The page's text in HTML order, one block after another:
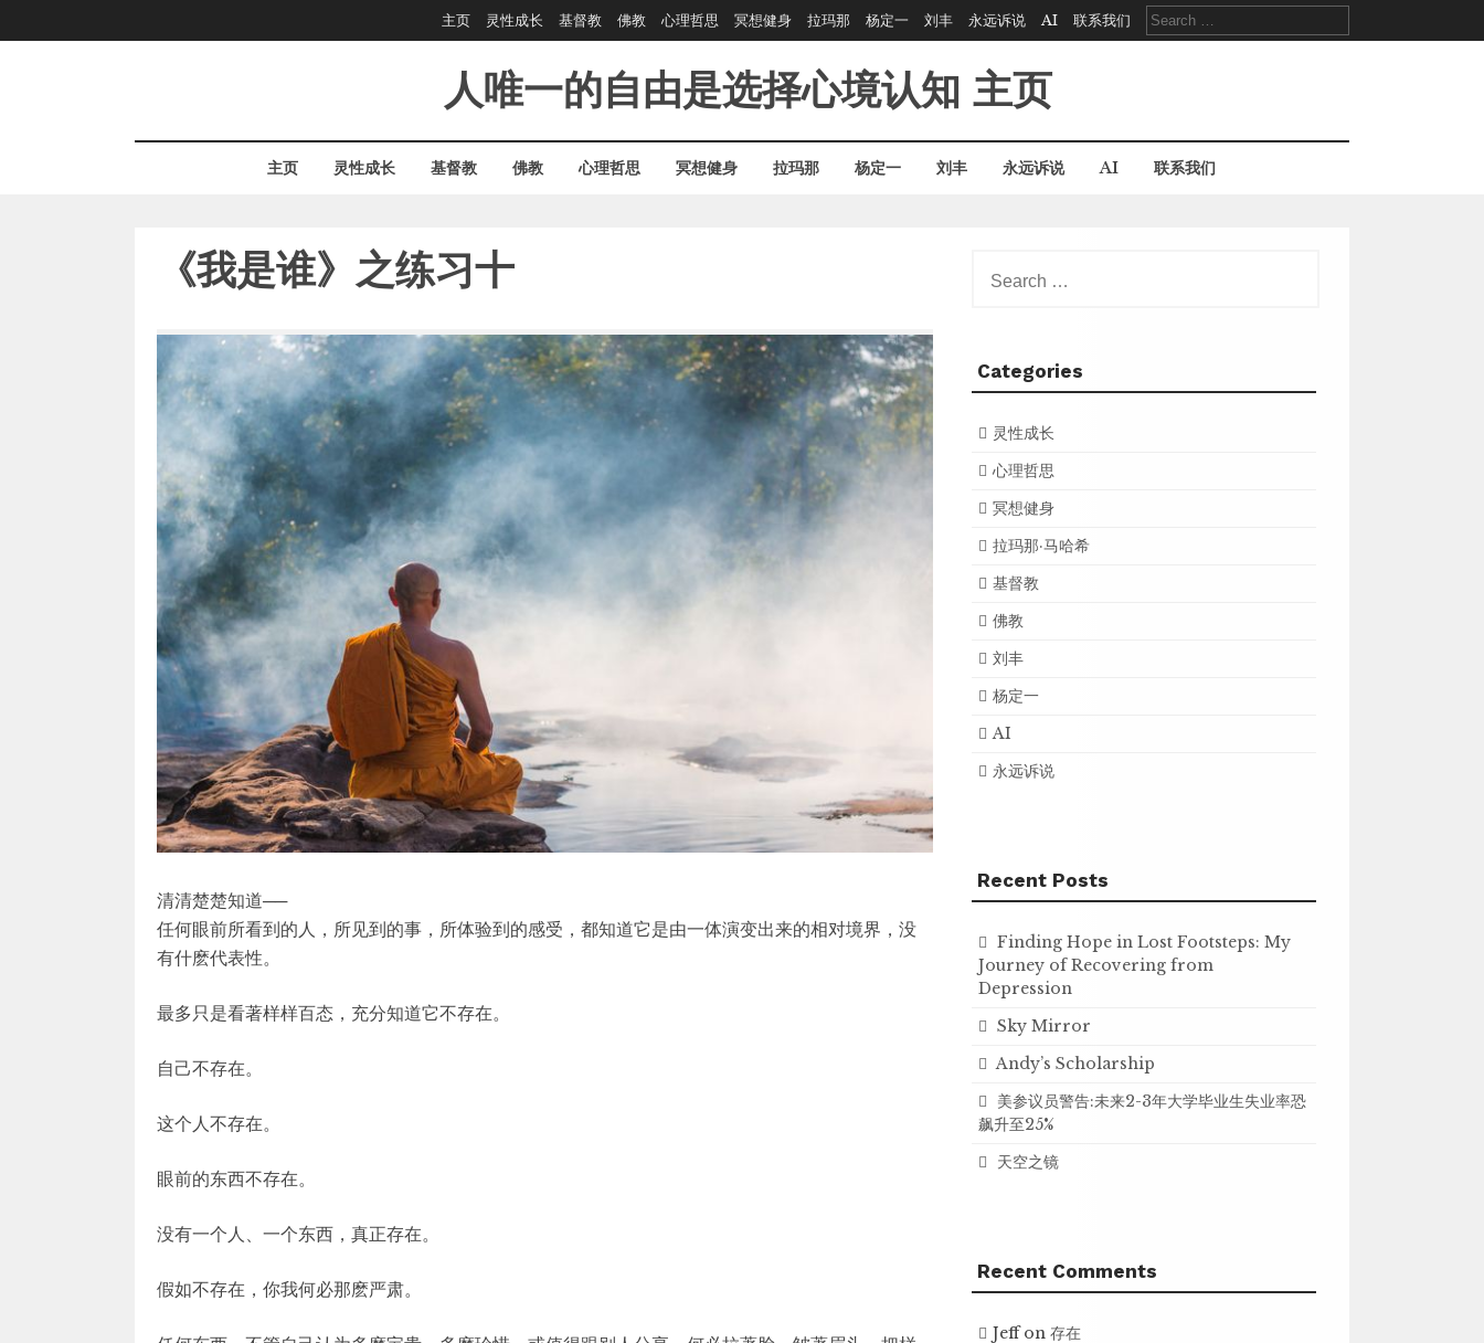
to
主页 灵性成长 基督教 佛教 心理哲思 冥想健身 拉玛那 杨定一 刘丰 永远诉说 AI 联系我们
Search
for:
人唯一的自由是选择心境认知 主页
主页 灵性成长 基督教 佛教 心理哲思 冥想健身 拉玛那 杨定一 刘丰 永远诉说 AI 联系我们
《我是谁》之练习十
清清楚楚知道──
任何眼前所看到的人，所见到的事，所体验到的感受，都知道它是由一体演变出来的相对境界，没
有什麽代表性。
最多只是看著样样百态，充分知道它不存在。
自己不存在。
这个人不存在。
眼前的东西不存在。
没有一个人、一个东西，真正存在。
假如不存在，你我何必那麽严肃。
for:
Categories
灵性成长
心理哲思
冥想健身
拉玛那·马哈希
基督教
佛教
刘丰
杨定一
AI
永远诉说
Recent Posts
Finding Hope in Lost Footsteps: My
Journey of Recovering from
Depression
Sky Mirror
Andy’s Scholarship
美参议员警告:未来2-3年大学毕业生失业率恐
飙升至25%
天空之镜
Recent Comments
Jeffon存在